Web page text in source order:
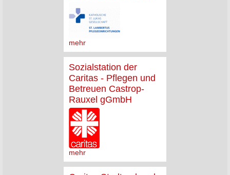
mehr
Sozialstation der
Caritas - Pflegen und
Betreuen Castrop-
Rauxel gGmbH
mehr